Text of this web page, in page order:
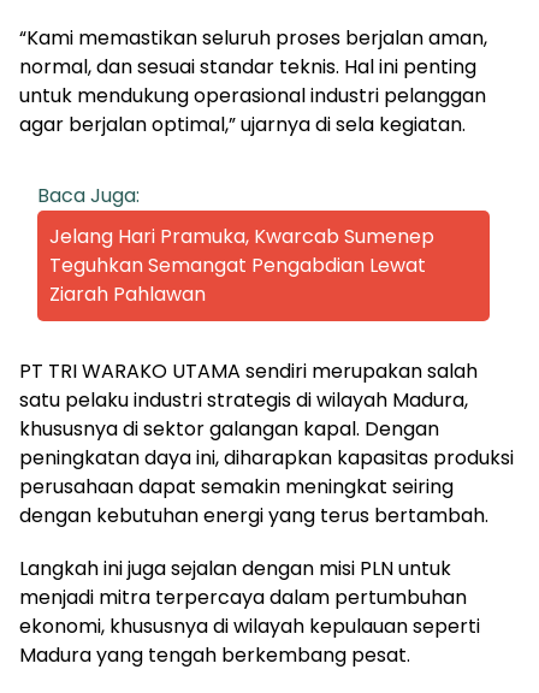
“Kami memastikan seluruh proses berjalan aman,
normal, dan sesuai standar teknis. Hal ini penting
untuk mendukung operasional industri pelanggan
agar berjalan optimal,” ujarnya di sela kegiatan.
Baca Juga:
Jelang Hari Pramuka, Kwarcab Sumenep
Teguhkan Semangat Pengabdian Lewat
Ziarah Pahlawan
PT TRI WARAKO UTAMA sendiri merupakan salah
satu pelaku industri strategis di wilayah Madura,
khususnya di sektor galangan kapal. Dengan
peningkatan daya ini, diharapkan kapasitas produksi
perusahaan dapat semakin meningkat seiring
dengan kebutuhan energi yang terus bertambah.
Langkah ini juga sejalan dengan misi PLN untuk
menjadi mitra terpercaya dalam pertumbuhan
ekonomi, khususnya di wilayah kepulauan seperti
Madura yang tengah berkembang pesat.